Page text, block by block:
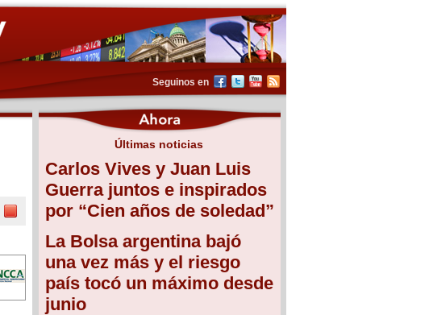
Seguinos en
Últimas noticias
Carlos Vives y Juan Luis
Guerra juntos e inspirados
por “Cien años de soledad”
La Bolsa argentina bajó
una vez más y el riesgo
país tocó un máximo desde
junio